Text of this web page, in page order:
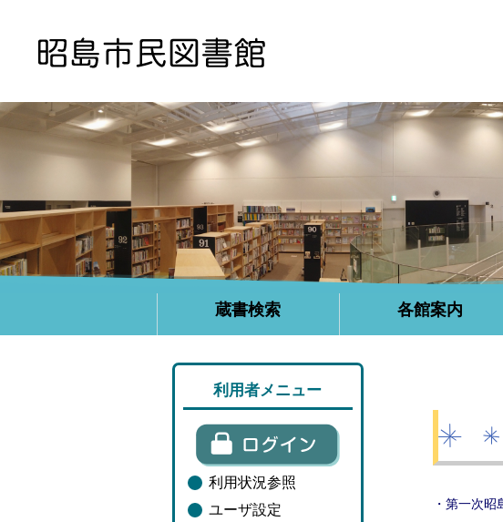
蔵書検索 各館案内
利用者メニュー
利用状況参照
ユーザ設定
・第一次